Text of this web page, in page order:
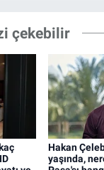
çekebilir
Hakan
yaşında,